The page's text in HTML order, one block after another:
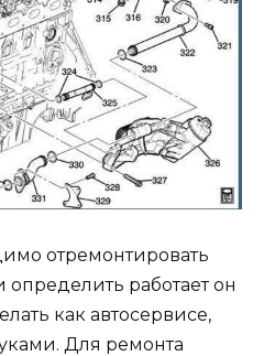
отремонтировать
определить работает он
как автосервисе,
Для ремонта